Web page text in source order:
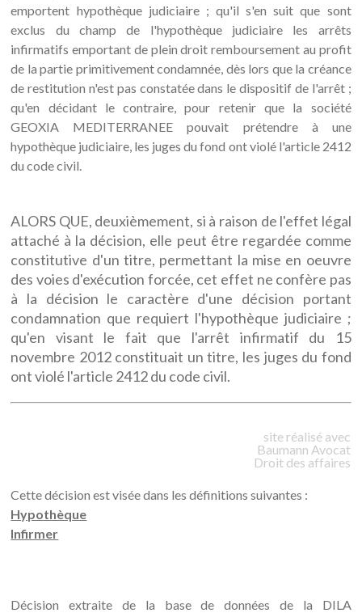
emportent hypothèque judiciaire ; qu'il s'en suit que sont
exclus du champ de l'hypothèque judiciaire les arrêts
infirmatifs emportant de plein droit remboursement au profit
de la partie primitivement condamnée, dès lors que la créance
de restitution n'est pas constatée dans le dispositif de l'arrêt ;
qu'en décidant le contraire, pour retenir que la société
GEOXIA MEDITERRANEE pouvait prétendre à une
hypothèque judiciaire, les juges du fond ont violé l'article 2412
du code civil.
ALORS QUE, deuxièmement, si à raison de l'effet légal
attaché à la décision, elle peut être regardée comme
constitutive d'un titre, permettant la mise en oeuvre
des voies d'exécution forcée, cet effet ne confère pas
à la décision le caractère d'une décision portant
condamnation que requiert l'hypothèque judiciaire ;
qu'en visant le fait que l'arrêt infirmatif du 15
novembre 2012 constituait un titre, les juges du fond
ont violé l'article 2412 du code civil.
site réalisé avec
Baumann Avocat
Droit des affaires
Cette décision est visée dans les définitions suivantes :
Hypothèque
Infirmer
Décision extraite de la base de données de la DILA